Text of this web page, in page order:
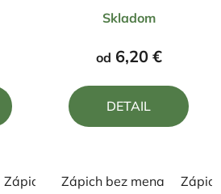
Zápich s menom
hodnotenie
produktu
5,0
z
Skladom
od 6,20 €
DETAIL
Zápich bez mena